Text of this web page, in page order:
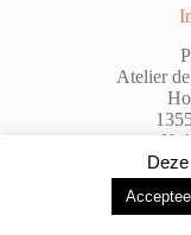
Atelier
@:
Copyright © 2026 -